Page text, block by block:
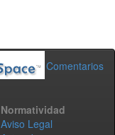
Comentarios
Normatividad
Aviso Legal